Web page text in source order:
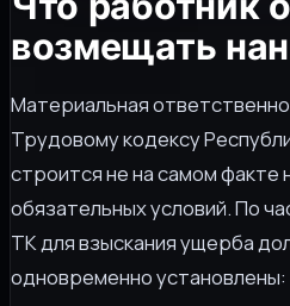
возмещать
Материальная
Трудовому кодексу
строится не на самом факте
обязательных условий. По
ТК для взыскания ущерба
одновременно установлены: